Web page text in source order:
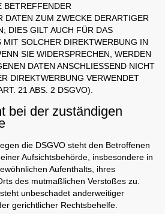
BETREFFENDER
DATEN ZUM ZWECKE DERARTIGER
DIES GILT AUCH FÜR DAS
SOLCHER DIREKTWERBUNG IN
SIE WIDERSPRECHEN, WERDEN
DATEN ANSCHLIESSEND NICHT
DIREKTWERBUNG VERWENDET
21 ABS. 2 DSGVO).
bei der zuständigen
die DSGVO steht den Betroffenen
Aufsichtsbehörde, insbesondere in
Aufenthalts, ihres
des mutmaßlichen Verstoßes zu.
unbeschadet anderweitiger
gerichtlicher Rechtsbehelfe.